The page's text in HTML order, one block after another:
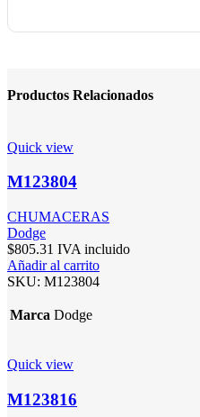
Productos Relacionados
Quick view
M123804
CHUMACERAS
Dodge
$805.31 IVA incluido
Añadir al carrito
SKU: M123804
Marca Dodge
Quick view
M123816